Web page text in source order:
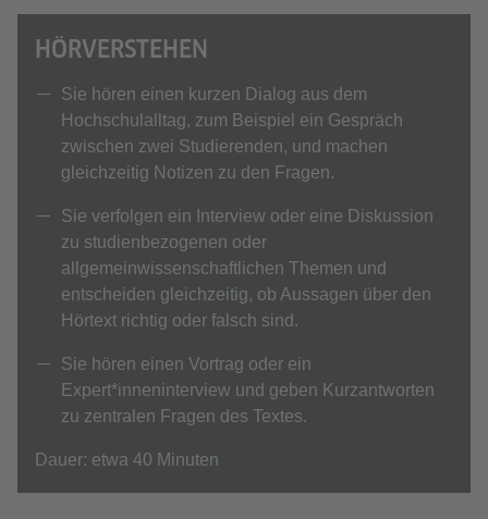
HÖRVERSTEHEN
Sie hören einen kurzen Dialog aus dem
Hochschulalltag, zum Beispiel ein Gespräch
zwischen zwei Studierenden, und machen
gleichzeitig Notizen zu den Fragen.
Sie verfolgen ein Interview oder eine Diskussion
zu studienbezogenen oder
allgemeinwissenschaftlichen Themen und
entscheiden gleichzeitig, ob Aussagen über den
Hörtext richtig oder falsch sind.
Sie hören einen Vortrag oder ein
Expert*inneninterview und geben Kurzantworten
zu zentralen Fragen des Textes.
Dauer: etwa 40 Minuten